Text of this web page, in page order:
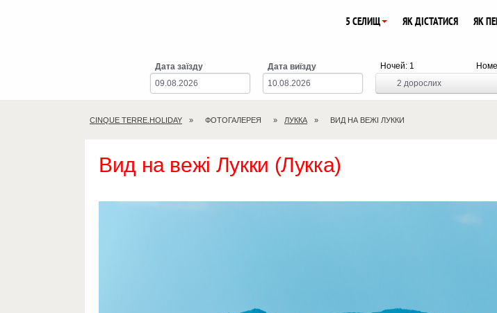
5 СЕЛИЩ ЯК ДІСТАТИСЯ ЯК
Дата заїзду
Дата виїзду
2 дорослих
Ночей: 1
CINQUE TERRE.HOLIDAY ФОТОГАЛЕРЕЯ ЛУККА ВИД НА ВЕЖІ ЛУККИ
Вид на вежі Лукки (Лукка)